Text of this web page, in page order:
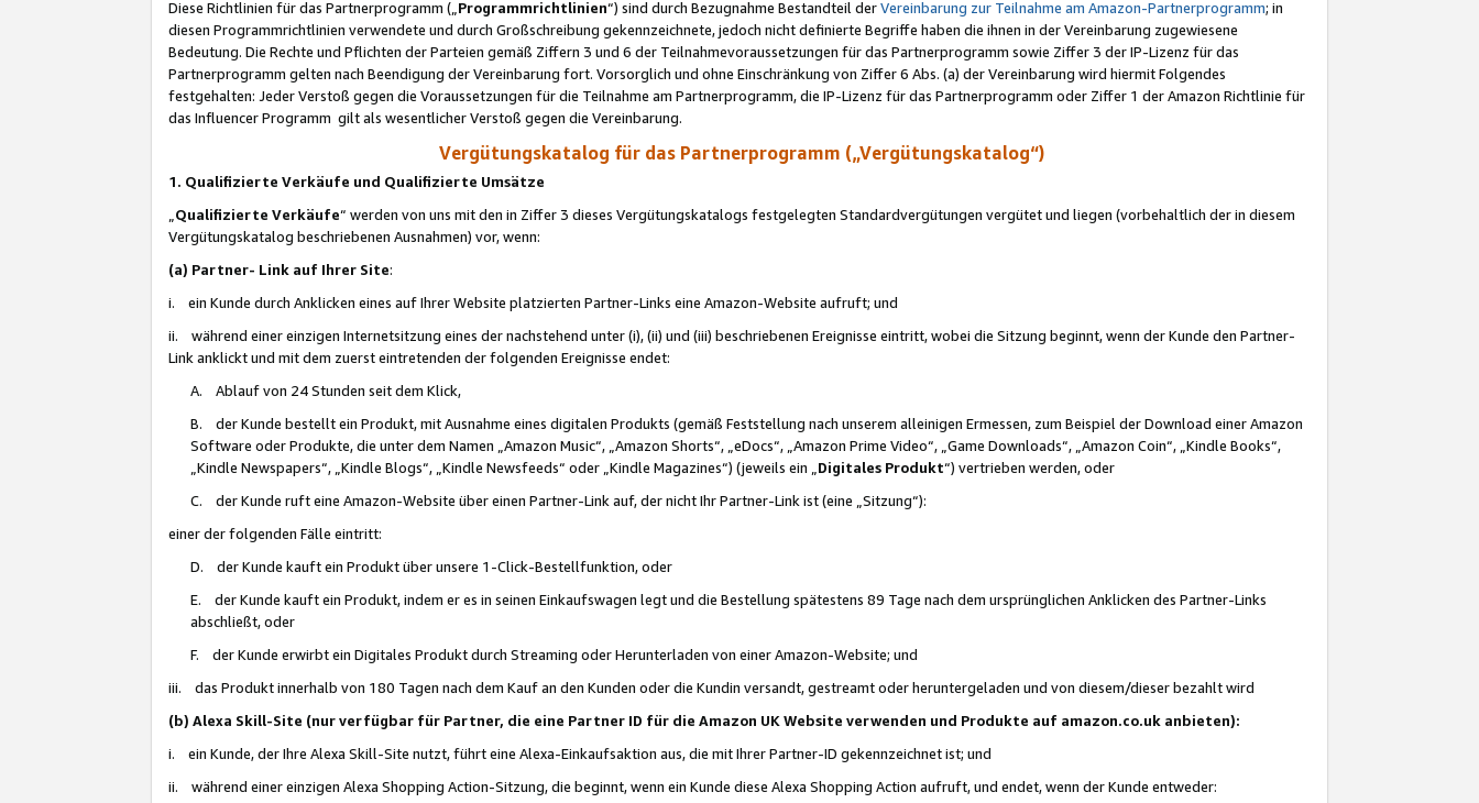
Diese Richtlinien für das Partnerprogramm („Programmrichtlinien“) sind durch Bezugnahme Bestandteil derVereinbarung zur Teilnahme am Amazon-Partnerprogramm; in
diesen Programmrichtlinien verwendete und durch Großschreibung gekennzeichnete, jedoch nicht definierte Begriffe haben die ihnen in der Vereinbarung zugewiesene
Bedeutung. Die Rechte und Pflichten der Parteien gemäß Ziffern 3 und 6 der Teilnahmevoraussetzungen für das Partnerprogramm sowie Ziffer 3 der IP-Lizenz für das
Partnerprogramm gelten nach Beendigung der Vereinbarung fort. Vorsorglich und ohne Einschränkung von Ziffer 6 Abs. (a) der Vereinbarung wird hiermit Folgendes
festgehalten: Jeder Verstoß gegen die Voraussetzungen für die Teilnahme am Partnerprogramm, die IP-Lizenz für das Partnerprogramm oder Ziffer 1 der Amazon Richtlinie für
das Influencer Programm gilt als wesentlicher Verstoß gegen die Vereinbarung.
Vergütungskatalog für das Partnerprogramm („Vergütungskatalog“)
1. Qualifizierte Verkäufe und Qualifizierte Umsätze
Qualifizierte Verkäufe“ werden von uns mit den in Ziffer 3 dieses Vergütungskatalogs festgelegten Standardvergütungen vergütet und liegen (vorbehaltlich der in diesem
Vergütungskatalog beschriebenen Ausnahmen) vor, wenn:
(a) Partner- Link auf Ihrer Site:
i. ein Kunde durch Anklicken eines auf Ihrer Website platzierten Partner-Links eine Amazon-Website aufruft; und
ii. während einer einzigen Internetsitzung eines der nachstehend unter (i), (ii) und (iii) beschriebenen Ereignisse eintritt, wobei die Sitzung beginnt, wenn der Kunde den Partner-
Link anklickt und mit dem zuerst eintretenden der folgenden Ereignisse endet:
A. Ablauf von 24 Stunden seit dem Klick,
B. der Kunde bestellt ein Produkt, mit Ausnahme eines digitalen Produkts (gemäß Feststellung nach unserem alleinigen Ermessen, zum Beispiel der Download einer Amazon
Software oder Produkte, die unter dem Namen „Amazon Music“, „Amazon Shorts“, „eDocs“, „Amazon Prime Video“, „Game Downloads“, „Amazon Coin“, „Kindle Books“,
„Kindle Newspapers“, „Kindle Blogs“, „Kindle Newsfeeds“ oder „Kindle Magazines“) (jeweils ein „ Digitales Produkt“) vertrieben werden, oder
C. der Kunde ruft eine Amazon-Website über einen Partner-Link auf, der nicht Ihr Partner-Link ist (eine „Sitzung“):
einer der folgenden Fälle eintritt:
D. der Kunde kauft ein Produkt über unsere 1-Click-Bestellfunktion, oder
E. der Kunde kauft ein Produkt, indem er es in seinen Einkaufswagen legt und die Bestellung spätestens 89 Tage nach dem ursprünglichen Anklicken des Partner-Links
abschließt, oder
F. der Kunde erwirbt ein Digitales Produkt durch Streaming oder Herunterladen von einer Amazon-Website; und
iii. das Produkt innerhalb von 180 Tagen nach dem Kauf an den Kunden oder die Kundin versandt, gestreamt oder heruntergeladen und von diesem/dieser bezahlt wird
(b) Alexa Skill-Site (nur verfügbar für Partner, die eine Partner ID für die Amazon UK Website verwenden und Produkte auf amazon.co.uk anbieten):
i. ein Kunde, der Ihre Alexa Skill-Site nutzt, führt eine Alexa-Einkaufsaktion aus, die mit Ihrer Partner-ID gekennzeichnet ist; und
ii. während einer einzigen Alexa Shopping Action-Sitzung, die beginnt, wenn ein Kunde diese Alexa Shopping Action aufruft, und endet, wenn der Kunde entweder: